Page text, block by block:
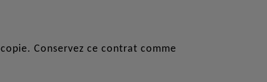
Conservez ce contrat comme